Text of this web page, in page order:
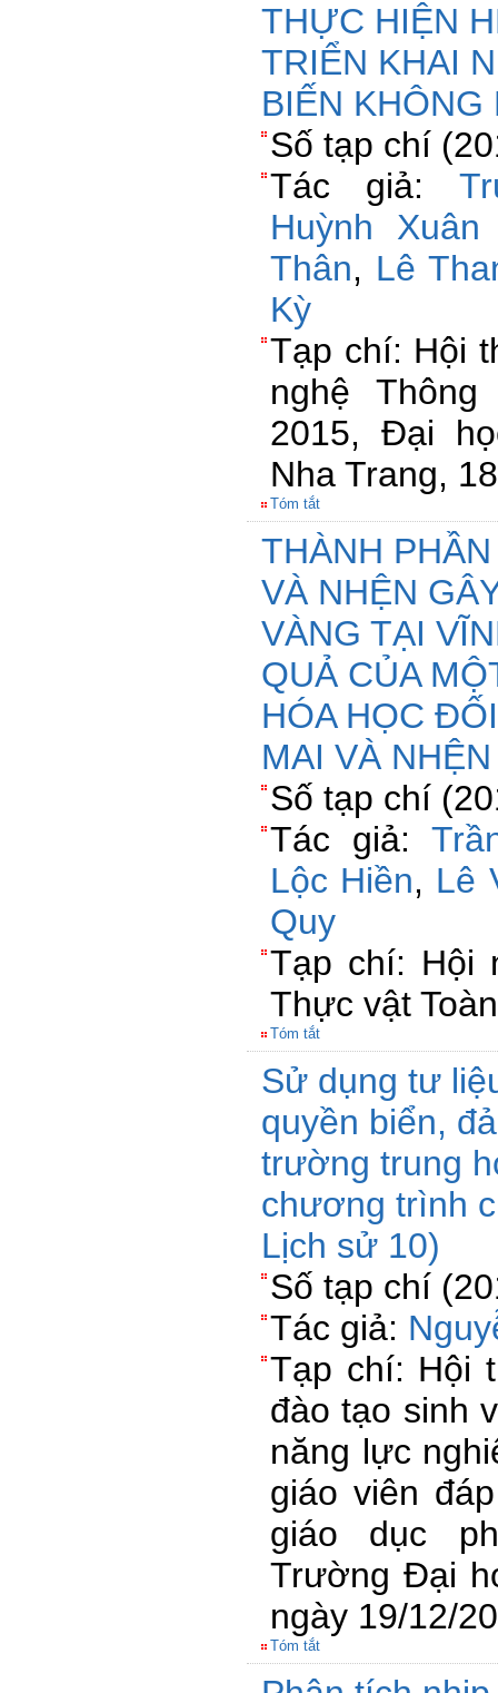
THỰC HIỆN
TRIỂN KHAI
BIẾN KHÔNG
Số tạp chí
Tác giả:
Huỳnh Xuân
Thân, Lê
Kỳ
Tạp chí: Hội
nghệ
2015, Đại
Nha Trang,
Tóm tắt
THÀNH
VÀ NHỆN
VÀNG TẠI
QUẢ CỦA
HÓA HỌC
MAI VÀ
Số tạp chí
Tác giả:
Lộc Hiền, Lê
Quy
Tạp chí: Hội
Thực vật
Tóm tắt
Sử dụng tư
quyền biển,
trường trung
chương trình
Lịch sử 10)
Số tạp chí
Tác giả:
Tạp chí: Hội
đào tạo sinh
năng lực
giáo viên
giáo dục
Trường Đại
ngày 19/12/
Tóm tắt